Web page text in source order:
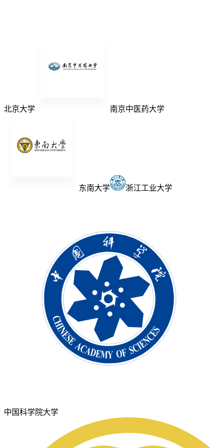
北京大学 南京中医药大学
东南大学 浙江工业大学
中国科学院大学